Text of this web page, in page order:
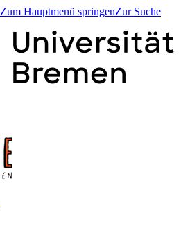
Zum Hauptmenü springenZur Suche